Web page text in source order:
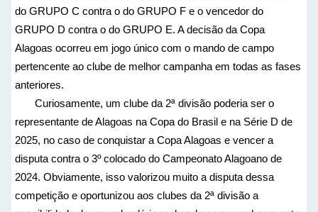
do GRUPO C contra o do GRUPO F e o vencedor do
GRUPO D contra o do GRUPO E. A decisão da Copa
Alagoas ocorreu em jogo único com o mando de campo
pertencente ao clube de melhor campanha em todas as fases
anteriores.
Curiosamente, um clube da 2ª divisão poderia ser o
representante de Alagoas na Copa do Brasil e na Série D de
2025, no caso de conquistar a Copa Alagoas e vencer a
disputa contra o 3º colocado do Campeonato Alagoano de
2024. Obviamente, isso valorizou muito a disputa dessa
competição e oportunizou aos clubes da 2ª divisão a